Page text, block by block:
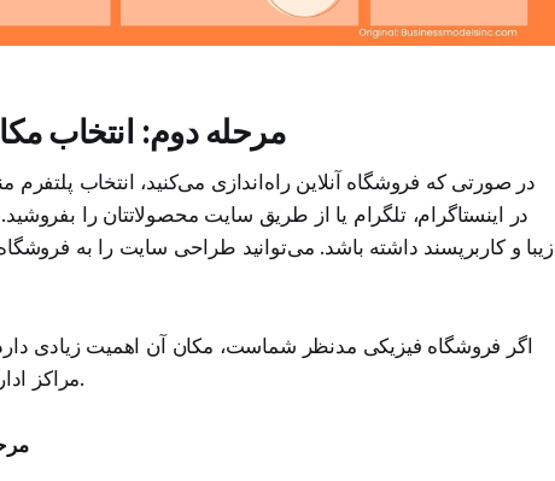
مرحله دوم: انتخاب
در صورتی که فروشگاه آنلاین راه‌اندازی می‌کنید، انتخاب پلتفرم
در اینستاگرام، تلگرام یا از طریق سایت محصولاتتان را
زیبا و کاربرپسند داشته باشد. می‌توانید طراحی سایت را به
اگر فروشگاه فیزیکی مدنظر شماست، مکان آن اهمیت زیادی
مراکز اداری می‌تواند باعث افزایش فروش شود.